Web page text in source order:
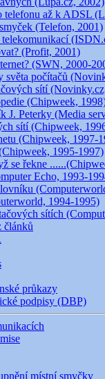
telefonu až k ADSL
(Telefon, 2001)
(Profit, 2001)
(SWN, 2000-
světa počítačů
sítí
(Chipweek,
J. Peterky (Media
sítí (Chipweek,
(Chipweek, 1997-
1995-1997)
se řekne
Echo, 1993-
1994-1995)
sítích
článků
průkazy
podpisy (DBP)
místní smyčky